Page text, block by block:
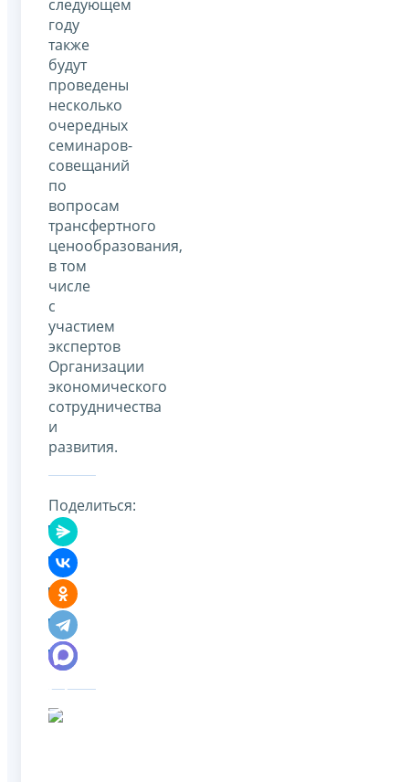
следующем
году
также
будут
проведены
несколько
очередных
семинаров-
совещаний
по
вопросам
трансфертного
ценообразования,
в том
числе
с
участием
экспертов
Организации
экономического
сотрудничества
и
развития.
Поделиться: